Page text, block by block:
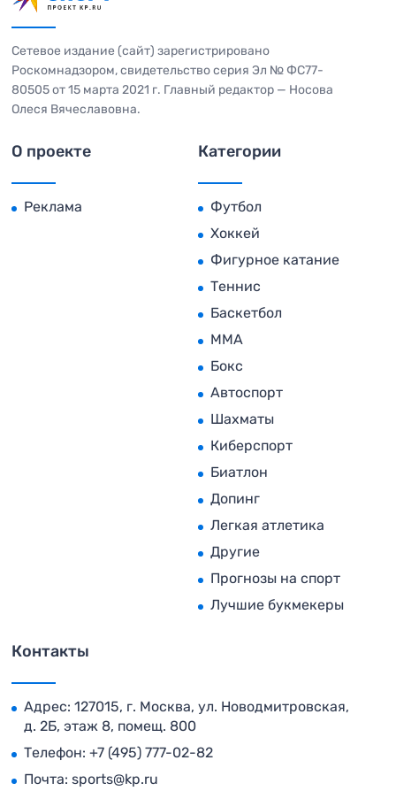
Сетевое издание (сайт) зарегистрировано
Роскомнадзором, свидетельство серия Эл № ФС77-
80505 от 15 марта 2021 г. Главный редактор — Носова
Олеся Вячеславовна.
О проекте
Реклама
Категории
Футбол
Хоккей
Фигурное катание
Теннис
Баскетбол
MMA
Бокс
Автоспорт
Шахматы
Киберспорт
Биатлон
Допинг
Легкая атлетика
Другие
Прогнозы на спорт
Лучшие букмекеры
Контакты
Адрес: 127015, г. Москва, ул. Новодмитровская,
д. 2Б, этаж 8, помещ. 800
Телефон: +7 (495) 777-02-82
Почта: sports@kp.ru